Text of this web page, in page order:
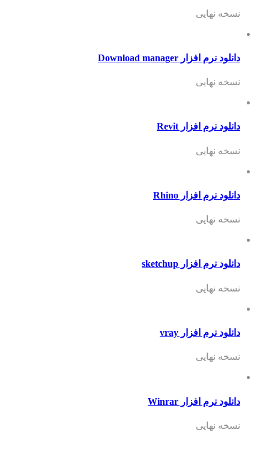
نسخه نهایی
دانلود نرم افزار Download manager
نسخه نهایی
دانلود نرم افزار Revit
نسخه نهایی
دانلود نرم افزار Rhino
نسخه نهایی
دانلود نرم افزار sketchup
نسخه نهایی
دانلود نرم افزار vray
نسخه نهایی
دانلود نرم افزار Winrar
نسخه نهایی